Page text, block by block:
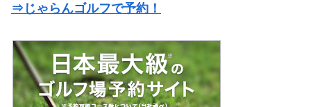
⇒じゃらんゴルフで予約！